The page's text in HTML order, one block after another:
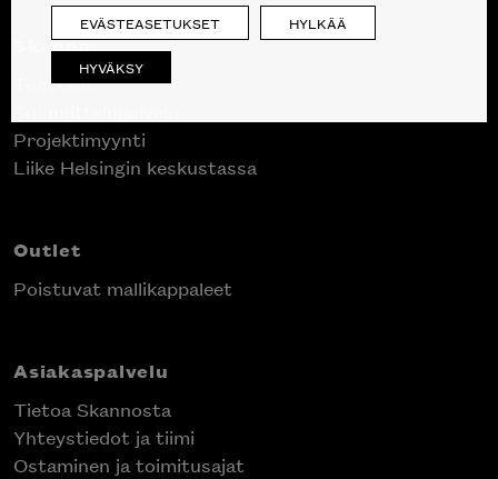
Skanno
Tuotteet
Projektimyynti
Liike Helsingin keskustassa
Outlet
Poistuvat mallikappaleet
Asiakaspalvelu
Tietoa Skannosta
Yhteystiedot ja tiimi
Ostaminen ja toimitusajat
EVÄSTEASETUKSET HYLKÄÄ
HYVÄKSY